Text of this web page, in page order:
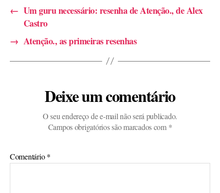
← Um guru necessário: resenha de Atenção., de Alex
Castro
→ Atenção., as primeiras resenhas
Deixe um comentário
O seu endereço de e-mail não será publicado.
Campos obrigatórios são marcados com *
Comentário*